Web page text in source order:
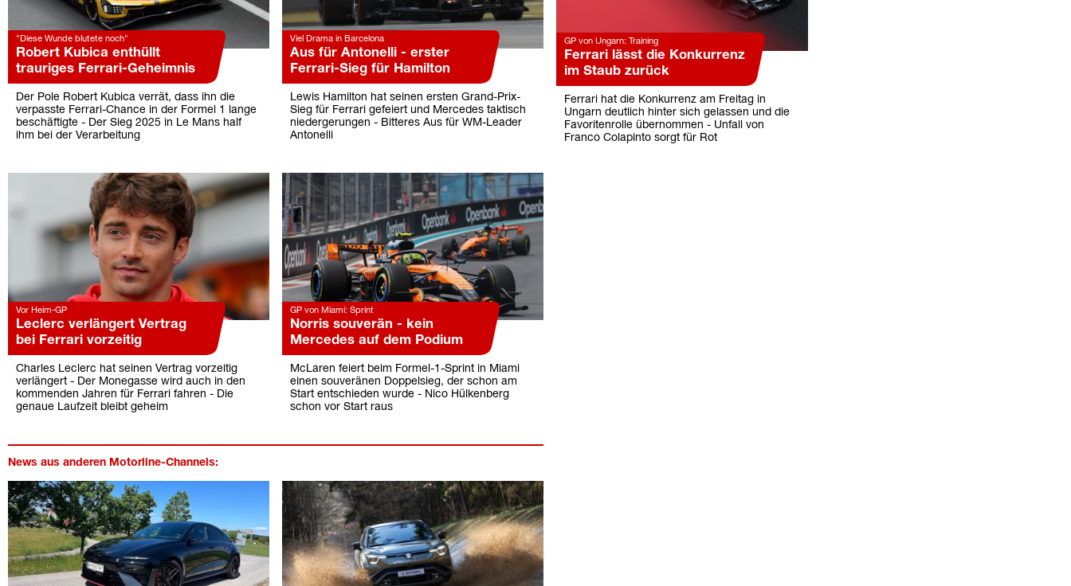
"Diese Wunde blutete noch"
Robert Kubica enthüllt
trauriges Ferrari-Geheimnis
Der Pole Robert Kubica verrät, dass ihn die
verpasste Ferrari-Chance in der Formel 1 lange
beschäftigte - Der Sieg 2025 in Le Mans half
ihm bei der Verarbeitung
Viel Drama in Barcelona
Aus für Antonelli - erster
Ferrari-Sieg für Hamilton
Lewis Hamilton hat seinen ersten Grand-Prix-
Sieg für Ferrari gefeiert und Mercedes taktisch
niedergerungen - Bitteres Aus für WM-Leader
Antonelli
Vor Heim-GP
Leclerc verlängert Vertrag
bei Ferrari vorzeitig
Charles Leclerc hat seinen Vertrag vorzeitig
verlängert - Der Monegasse wird auch in den
kommenden Jahren für Ferrari fahren - Die
genaue Laufzeit bleibt geheim
GP von Miami: Sprint
Norris souverän - kein
Mercedes auf dem Podium
McLaren feiert beim Formel-1-Sprint in Miami
einen souveränen Doppelsieg, der schon am
Start entschieden wurde - Nico Hülkenberg
schon vor Start raus
News aus anderen Motorline-Channels:
GP von Ungarn: Training
Ferrari lässt die Konkurrenz
im Staub zurück
Ferrari hat die Konkurrenz am Freitag in
Ungarn deutlich hinter sich gelassen und die
Favoritenrolle übernommen - Unfall von
Franco Colapinto sorgt für Rot